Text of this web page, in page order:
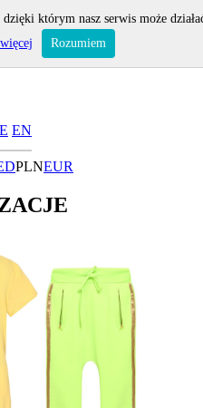
EN
PLNEUR
którym nasz serwis może
Rozumiem